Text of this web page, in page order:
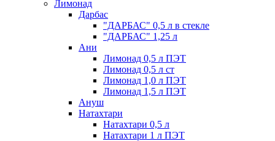
Лимонад
Дарбас
"ДАРБАС" 0,5 л в стекле
"ДАРБАС" 1,25 л
Ани
Лимонад 0,5 л ПЭТ
Лимонад 0,5 л ст
Лимонад 1,0 л ПЭТ
Лимонад 1,5 л ПЭТ
Ануш
Натахтари
Натахтари 0,5 л
Натахтари 1 л ПЭТ